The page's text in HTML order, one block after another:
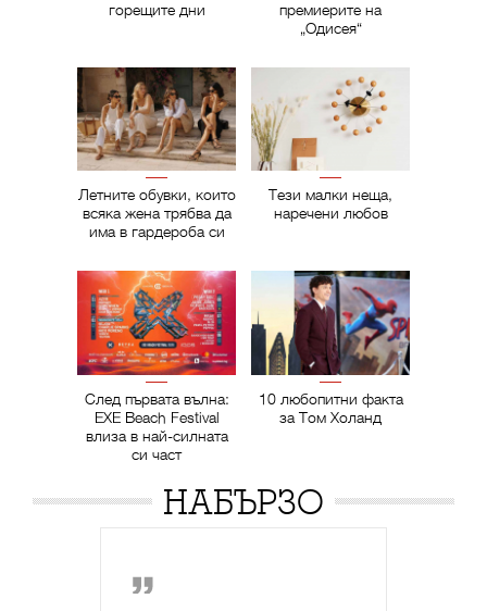
горещите дни
премиерите на
„Одисея“
Летните обувки, които
всяка жена трябва да
има в гардероба си
Тези малки неща,
наречени любов
След първата вълна:
EXE Beach Festival
влиза в най-силната
си част
10 любопитни факта
за Том Холанд
НАБЪРЗО